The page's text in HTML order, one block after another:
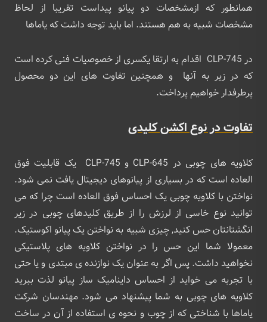
همانطور که ازمشخصات دو پیانو پیداست تقریبا از لحاظ
مشخصات شبیه به هم هستند. اما باید توجه داشت که یاماها
در CLP-745 اقدام به ارتقا یکسری از خصوصیات فنی کرده است
که در زیر به آنها و همچنین تفاوت های این دو محصول
پرطرفدار خواهیم پرداخت.
تفاوت در نوع اکشن کلیدی
کلاویه های چوبی در CLP-645 و CLP-745 یک قابلیت فوق
العاده است که در بسیاری از پیانوهای دیجیتال یافت نمی شود.
نواختن با کلاویه چوبی یک احساس فوق العاده است چرا که می
توانید نوع خاسی از لرزش را از طریق کلیدهای چوبی در زیر
انگشتانتان حس کنید, چیزی شبیه به نواختن یک پیانو اکوستیک.
معمولا شما این حس را در نواختن کلاویه های پلاستیکی
نخواهید داشت. پس اگر به عنوان یک نوازنده ی مبتدی و یا حتی
با تجربه می خواید از احساس داینامیک ساز پیانو لذت ببرید
کلاویه های چوبی به شما پیشنهاد می شود. مهندسان شرکت
یاماها با شناختی که از چوب و نحوه ی استفاده از آن در ساخت